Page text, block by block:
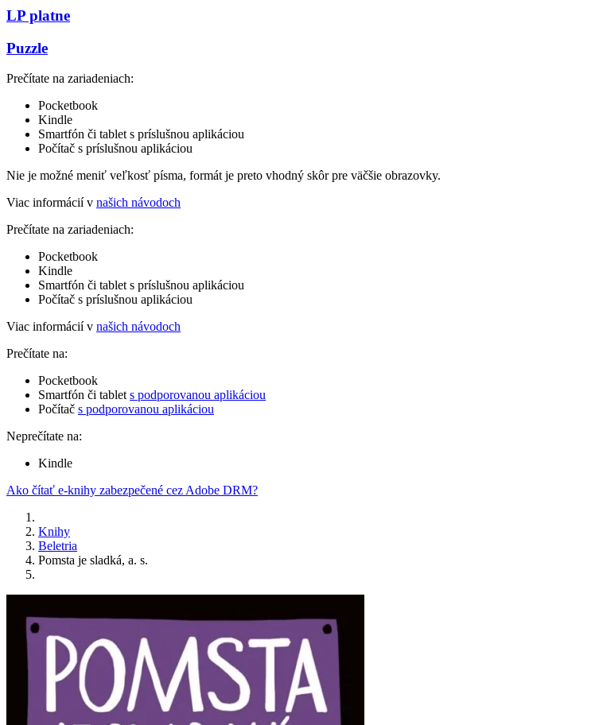
LP platne
Puzzle
Prečítate na zariadeniach:
Pocketbook
Kindle
Smartfón či tablet s príslušnou aplikáciou
Počítač s príslušnou aplikáciou
Nie je možné meniť veľkosť písma, formát je preto vhodný skôr pre väčšie obrazovky.
Viac informácií v našich návodoch
Prečítate na zariadeniach:
Pocketbook
Kindle
Smartfón či tablet s príslušnou aplikáciou
Počítač s príslušnou aplikáciou
Viac informácií v našich návodoch
Prečítate na:
Pocketbook
Smartfón či tablet s podporovanou aplikáciou
Počítač s podporovanou aplikáciou
Neprečítate na:
Kindle
Ako čítať e-knihy zabezpečené cez Adobe DRM?
Knihy
Beletria
Pomsta je sladká, a. s.